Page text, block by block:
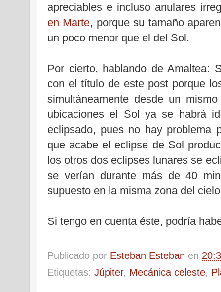
apreciables e incluso anulares
en Marte, porque su tamaño
un poco menor que el del Sol.
Por cierto, hablando de Amaltea:
con el título de este post porque
simultáneamente desde un
ubicaciones el Sol ya se habrá
eclipsado, pues no hay problema
que acabe el eclipse de Sol
los otros dos eclipses lunares se
se verían durante más de 40
supuesto en la misma zona del
Si tengo en cuenta éste, podría
Publicado por Esteban Esteban en
Etiquetas: Júpiter, Mecánica celeste,